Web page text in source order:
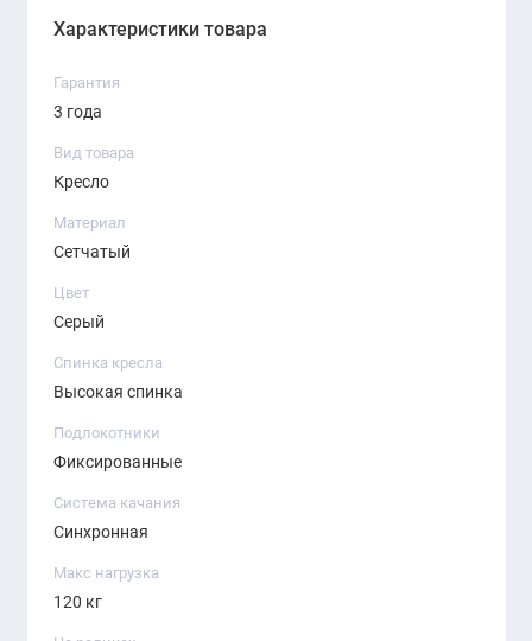
Характеристики товара
Гарантия
3 года
Вид товара
Кресло
Материал
Сетчатый
Цвет
Серый
Спинка кресла
Высокая спинка
Подлокотники
Фиксированные
Система качания
Синхронная
Макс нагрузка
120 кг